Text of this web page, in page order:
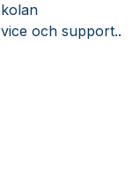
och support..